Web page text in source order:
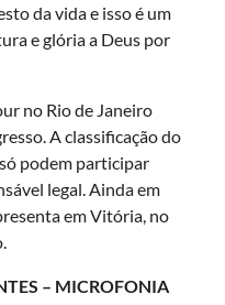
da vida e isso é um
e glória a Deus por
no Rio de Janeiro
A classificação do
podem participar
legal. Ainda em
em Vitória, no
– MICROFONIA